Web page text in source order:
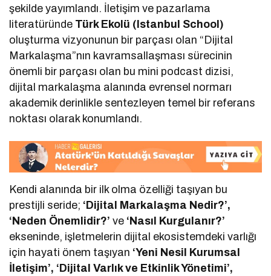
şekilde yayımlandı. İletişim ve pazarlama
literatüründe Türk Ekolü (Istanbul School)
oluşturma vizyonunun bir parçası olan “Dijital
Markalaşma”nın kavramsallaşması sürecinin
önemli bir parçası olan bu mini podcast dizisi,
dijital markalaşma alanında evrensel normarı
akademik derinlikle sentezleyen temel bir referans
noktası olarak konumlandı.
Kendi alanında bir ilk olma özelliği taşıyan bu
prestijli seride; ‘Dijital Markalaşma Nedir?’,
‘Neden Önemlidir?’ ve ‘Nasıl Kurgulanır?’
ekseninde, işletmelerin dijital ekosistemdeki varlığı
için hayati önem taşıyan ‘Yeni Nesil Kurumsal
İletişim’, ‘Dijital Varlık ve Etkinlik Yönetimi’,